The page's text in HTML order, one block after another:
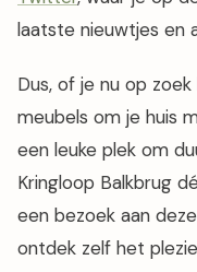
laatste nieuwtjes en
Dus, of je nu op
meubels om je huis
een leuke plek om
Kringloop Balkbrug
een bezoek aan
ontdek zelf het